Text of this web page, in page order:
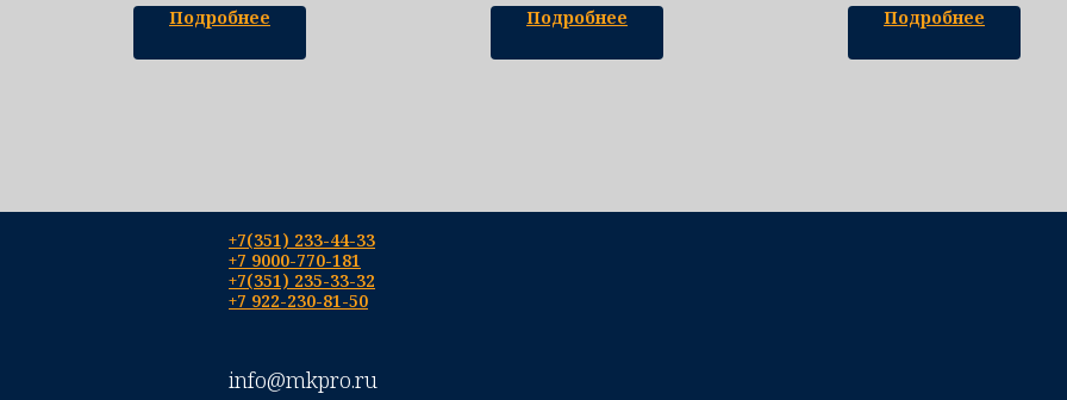
Подробнее Подробнее Подробнее
+7(351) 233-44-33
+7 9000-770-181
+7(351) 235-33-32
+7 922-230-81-50
info@mkpro.ru